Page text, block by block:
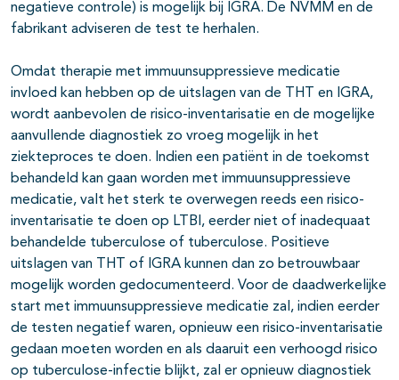
negatieve controle) is mogelijk bij IGRA. De NVMM en de
fabrikant adviseren de test te herhalen.
Omdat therapie met immuunsuppressieve medicatie
invloed kan hebben op de uitslagen van de THT en IGRA,
wordt aanbevolen de risico-inventarisatie en de mogelijke
aanvullende diagnostiek zo vroeg mogelijk in het
ziekteproces te doen. Indien een patiënt in de toekomst
behandeld kan gaan worden met immuunsuppressieve
medicatie, valt het sterk te overwegen reeds een risico-
inventarisatie te doen op LTBI, eerder niet of inadequaat
behandelde tuberculose of tuberculose. Positieve
uitslagen van THT of IGRA kunnen dan zo betrouwbaar
mogelijk worden gedocumenteerd. Voor de daadwerkelijke
start met immuunsuppressieve medicatie zal, indien eerder
de testen negatief waren, opnieuw een risico-inventarisatie
gedaan moeten worden en als daaruit een verhoogd risico
op tuberculose-infectie blijkt, zal er opnieuw diagnostiek